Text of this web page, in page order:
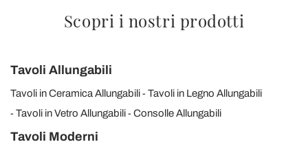
Scopri i nostri prodotti
Tavoli Allungabili
Tavoli in Ceramica Allungabili
Tavoli in Legno Allungabili
Tavoli in Vetro Allungabili
Consolle Allungabili
Tavoli Moderni